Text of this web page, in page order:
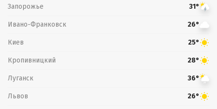
Запорожье 31°
Ивано-Франковск 26°
Киев 25°
Кропивницкий 28°
Луганск 36°
Львов 26°